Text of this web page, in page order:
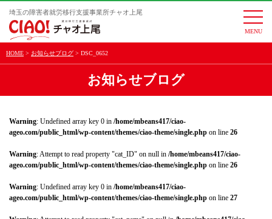
埼玉の障害者就労移行支援事業所チャオ上尾
HOME お知らせブログ DSC_0652
お知らせブログ
Warning: Undefined array key 0 in /home/mbeans417/ciao-
ageo.com/public_html/wp-content/themes/ciao-theme/single.php on line 26
Warning: Attempt to read property "cat_ID" on null in /home/mbeans417/ciao-
ageo.com/public_html/wp-content/themes/ciao-theme/single.php on line 26
Warning: Undefined array key 0 in /home/mbeans417/ciao-
ageo.com/public_html/wp-content/themes/ciao-theme/single.php on line 27